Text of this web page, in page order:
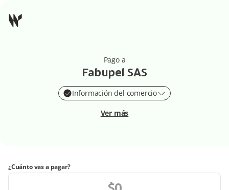
Pago a
Fabupel SAS
Información del comercio
Ver más
¿Cuánto vas a pagar?